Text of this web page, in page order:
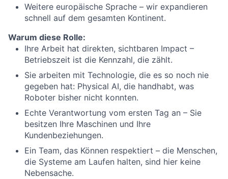
Weitere europäische Sprache – wir expandieren
schnell auf dem gesamten Kontinent.
Warum diese Rolle:
Ihre Arbeit hat direkten, sichtbaren Impact –
Betriebszeit ist die Kennzahl, die zählt.
Sie arbeiten mit Technologie, die es so noch nie
gegeben hat: Physical AI, die handhabt, was
Roboter bisher nicht konnten.
Echte Verantwortung vom ersten Tag an – Sie
besitzen Ihre Maschinen und Ihre
Kundenbeziehungen.
Ein Team, das Können respektiert – die Menschen,
die Systeme am Laufen halten, sind hier keine
Nebensache.